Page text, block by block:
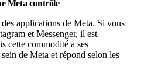
Meta contrôle
applications de Meta. Si vous
et Messenger, il est
cette commodité a ses
de Meta et répond selon les